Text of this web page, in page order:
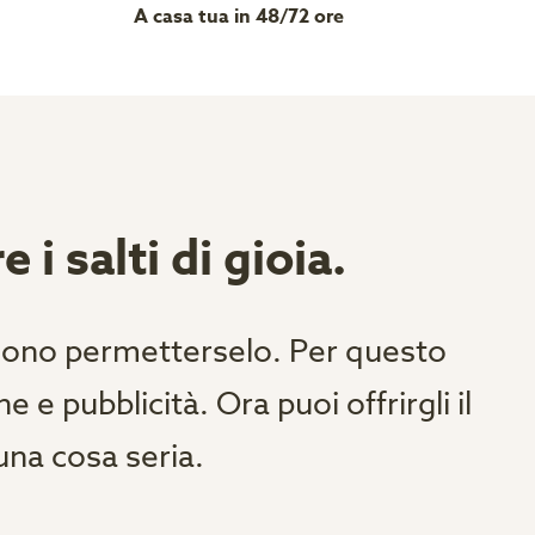
A casa tua in 48/72 ore
i salti di gioia.
permetterselo. Per questo
e pubblicità. Ora puoi offrirgli il
cosa seria.